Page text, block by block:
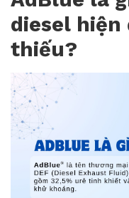
diesel hiện
thiếu?